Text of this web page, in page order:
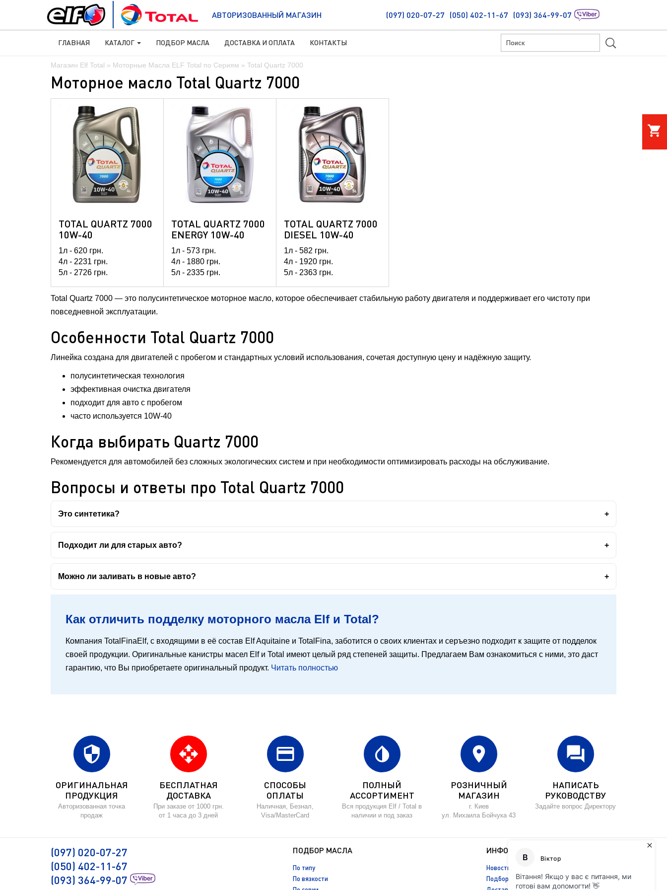
Магазин Elf Total » Моторные Масла ELF Total по Сериям » Total Quartz 7000
Моторное масло Total Quartz 7000
TOTAL QUARTZ 7000
10W-40
1л - 620 грн.
4л - 2231 грн.
5л - 2726 грн.
TOTAL QUARTZ 7000
ENERGY 10W-40
1л - 573 грн.
4л - 1880 грн.
5л - 2335 грн.
TOTAL QUARTZ 7000
DIESEL 10W-40
1л - 582 грн.
4л - 1920 грн.
5л - 2363 грн.
81778
Total Quartz 7000 — это полусинтетическое моторное масло, которое обеспечивает стабильную работу двигателя и поддерживает его чистоту при
повседневной эксплуатации.
Особенности Total Quartz 7000
Линейка создана для двигателей с пробегом и стандартных условий использования, сочетая доступную цену и надёжную защиту.
полусинтетическая технология
эффективная очистка двигателя
подходит для авто с пробегом
часто используется 10W-40
Когда выбирать Quartz 7000
Рекомендуется для автомобилей без сложных экологических систем и при необходимости оптимизировать расходы на обслуживание.
Вопросы и ответы про Total Quartz 7000
Это синтетика?
Подходит ли для старых авто?
Можно ли заливать в новые авто?
Как отличить подделку моторного масла Elf и Total?
Компания TotalFinaElf, с входящими в её состав Elf Aquitaine и TotalFina, заботится о своих клиентах и серъезно подходит к защите от подделок
своей продукции. Оригинальные канистры масел Elf и Total имеют целый ряд степеней защиты. Предлагаем Вам ознакомиться с ними, это даст
гарантию, что Вы приобретаете оригинальный продукт. Читать полностью
security
ОРИГИНАЛЬНАЯ
ПРОДУКЦИЯ
Авторизованная точка
продаж
open_with
БЕСПЛАТНАЯ
ДОСТАВКА
При заказе от 1000 грн.
от 1 часа до 3 дней
credit_card
СПОСОБЫ
ОПЛАТЫ
Наличная, Безнал,
Visa/MasterCard
invert_colors
ПОЛНЫЙ
АССОРТИМЕНТ
Вся продукция Elf / Total в
наличии и под заказ
location_on
РОЗНИЧНЫЙ
МАГАЗИН
г. Киев
ул. Михаила Бойчука 43
forum
НАПИСАТЬ
РУКОВОДСТВУ
Задайте вопрос Директору
АВТОРИЗОВАННЫЙ МАГАЗИН (097) 020-07-27 (050) 402-11-67 (093) 364-99-07
ГЛАВНАЯ КАТАЛОГ ПОДБОР МАСЛА ДОСТАВКА И ОПЛАТА КОНТАКТЫ S
(097) 020-07-27
(050) 402-11-67
(093) 364-99-07
ПОДБОР МАСЛА
По типу
По вязкости
ИНФОРМАЦИЯ
Новости
Подбор масла
shopping_cart